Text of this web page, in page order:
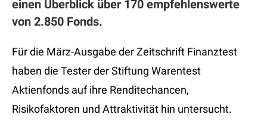
einen Überblick über 170 empfehlenswerte
von 2.850 Fonds.
Für die März-Ausgabe der Zeitschrift Finanztest
haben die Tester der Stiftung Warentest
Aktienfonds auf ihre Renditechancen,
Risikofaktoren und Attraktivität hin untersucht.